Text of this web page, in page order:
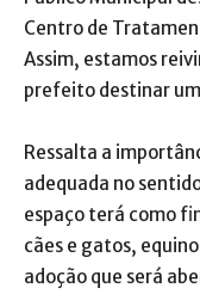
Centro de
Assim, estamos
prefeito destinar
Ressalta a
adequada no
espaço terá como
cães e gatos,
adoção que será